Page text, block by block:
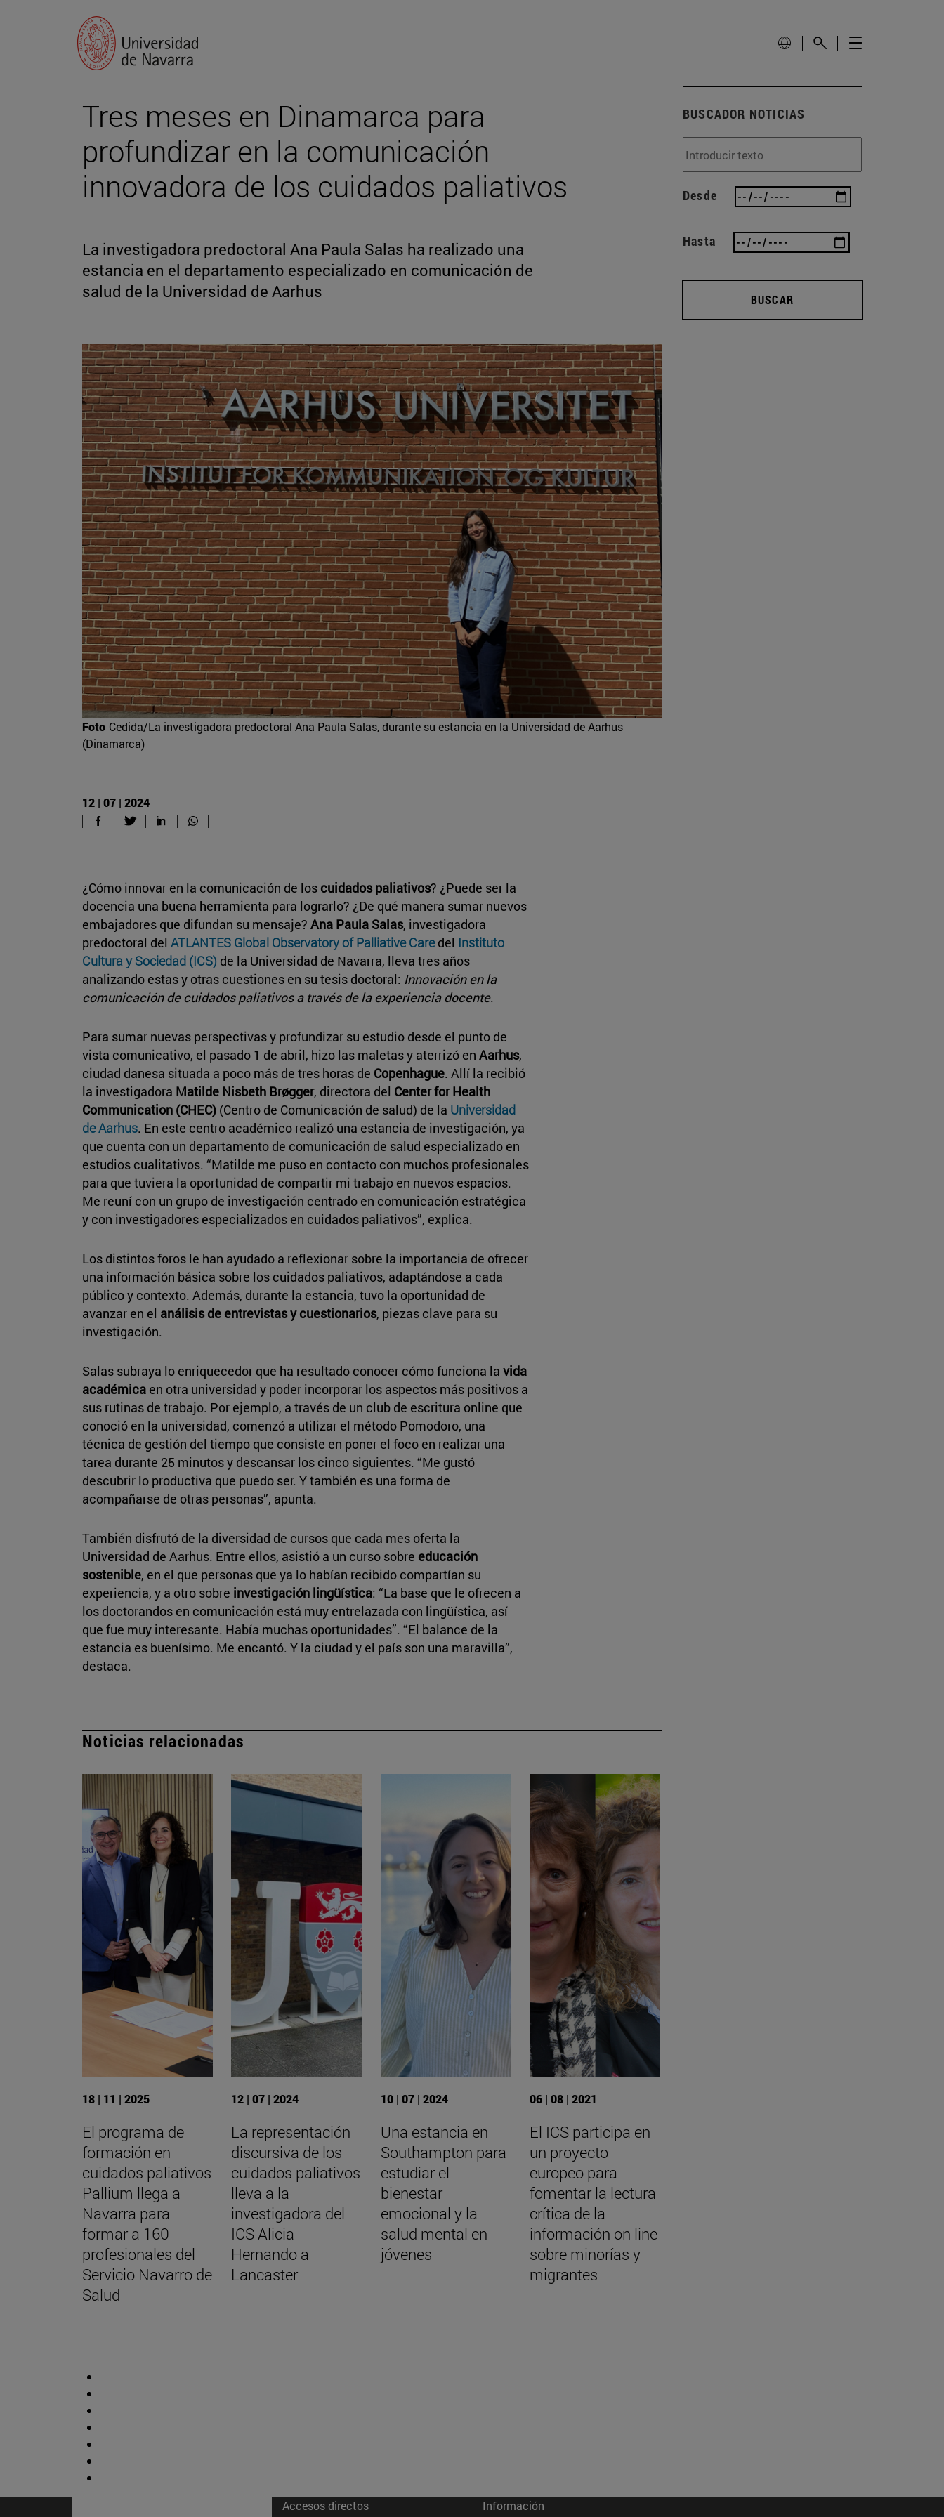
Tres meses en Dinamarca para
profundizar en la comunicación
innovadora de los cuidados paliativos
La investigadora predoctoral Ana Paula Salas ha realizado una
estancia en el departamento especializado en comunicación de
salud de la Universidad de Aarhus
Foto Cedida/La investigadora predoctoral Ana Paula Salas, durante su estancia en la Universidad de Aarhus
(Dinamarca)
12 | 07 | 2024
¿Cómo innovar en la comunicación de los cuidados paliativos? ¿Puede ser la
docencia una buena herramienta para lograrlo? ¿De qué manera sumar nuevos
embajadores que difundan su mensaje? Ana Paula Salas, investigadora
predoctoral del ATLANTES Global Observatory of Palliative Caredel Instituto
Cultura y Sociedad (ICS) de la Universidad de Navarra, lleva tres años
analizando estas y otras cuestiones en su tesis doctoral: Innovación en la
comunicación de cuidados paliativos a través de la experiencia docente.
Para sumar nuevas perspectivas y profundizar su estudio desde el punto de
vista comunicativo, el pasado 1 de abril, hizo las maletas y aterrizó en Aarhus,
ciudad danesa situada a poco más de tres horas de Copenhague. Allí la recibió
la investigadora Matilde Nisbeth Brøgger, directora del Center for Health
Communication (CHEC) (Centro de Comunicación de salud) de la Universidad
de Aarhus. En este centro académico realizó una estancia de investigación, ya
que cuenta con un departamento de comunicación de salud especializado en
estudios cualitativos. “Matilde me puso en contacto con muchos profesionales
para que tuviera la oportunidad de compartir mi trabajo en nuevos espacios.
Me reuní con un grupo de investigación centrado en comunicación estratégica
y con investigadores especializados en cuidados paliativos”, explica.
Los distintos foros le han ayudado a reflexionar sobre la importancia de ofrecer
una información básica sobre los cuidados paliativos, adaptándose a cada
público y contexto. Además, durante la estancia, tuvo la oportunidad de
avanzar en el análisis de entrevistas y cuestionarios, piezas clave para su
investigación.
Salas subraya lo enriquecedor que ha resultado conocer cómo funciona la vida
académica en otra universidad y poder incorporar los aspectos más positivos a
sus rutinas de trabajo. Por ejemplo, a través de un club de escritura online que
conoció en la universidad, comenzó a utilizar el método Pomodoro, una
técnica de gestión del tiempo que consiste en poner el foco en realizar una
tarea durante 25 minutos y descansar los cinco siguientes. “Me gustó
descubrir lo productiva que puedo ser. Y también es una forma de
acompañarse de otras personas”, apunta.
También disfrutó de la diversidad de cursos que cada mes oferta la
Universidad de Aarhus. Entre ellos, asistió a un curso sobre educación
sostenible, en el que personas que ya lo habían recibido compartían su
experiencia, y a otro sobre investigación lingüística: “La base que le ofrecen a
los doctorandos en comunicación está muy entrelazada con lingüística, así
que fue muy interesante. Había muchas oportunidades”. “El balance de la
estancia es buenísimo. Me encantó. Y la ciudad y el país son una maravilla”,
destaca.
Noticias relacionadas
18 | 11 | 2025
El programa de
formación en
cuidados paliativos
Pallium llega a
Navarra para
formar a 160
profesionales del
Servicio Navarro de
Salud
12 | 07 | 2024
La representación
discursiva de los
cuidados paliativos
lleva a la
investigadora del
ICS Alicia
Hernando a
Lancaster
10 | 07 | 2024
Una estancia en
Southampton para
estudiar el
bienestar
emocional y la
salud mental en
jóvenes
06 | 08 | 2021
El ICS participa en
un proyecto
europeo para
fomentar la lectura
crítica de la
información on line
sobre minorías y
migrantes
BUSCADOR NOTICIAS
Desde
Hasta
BUSCAR
Accesos directos
Información